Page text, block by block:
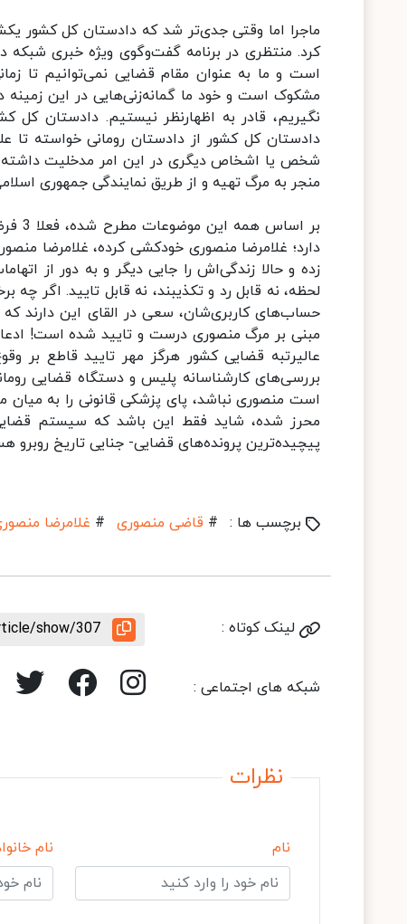
ماجرا اما وقتی جدی‌تر شد که دادستان کل‌ کشور
کرد. منتظری در برنامه گفت‌وگوی ویژه خبری شبکه
است و ما به عنوان مقام قضایی نمی‌توانیم تا
مشکوک است و خود ما گمانه‌زنی‌هایی در این زمینه
نگیریم، قادر به اظهارنظر نیستیم. دادستان کل
دادستان کل‌ کشور از دادستان رومانی خواسته
شخص یا اشخاص دیگری در این امر مدخلیت
منجر به مرگ تهیه و از طریق نمایندگی جمهوری
بر
دارد؛ غلامرضا منصوری خودکشی کرده، غلامرضا
زده و حالا زندگی‌اش را جایی دیگر و به دور از
لحظه، نه قابل رد و تکذیبند، نه قابل تایید. اگر
مبنی بر مرگ منصوری درست و تایید شده است!
عالیرتبه قضایی کشور هرگز مهر تایید قاطع بر
بررسی‌های کارشناسانه پلیس و دستگاه قضایی
است منصوری نباشد، پای پزشکی قانونی را به میان
محرز شده، شاید فقط این باشد که سیستم قضایی
پیچیده‌ترین پرونده‌های قضایی- جنایی تاریخ
برچسب ها : # قاضی منصوری # غلامرضا
لینک کوتاه : show/307
شبکه های اجتماعی :
نظرات
نام نام